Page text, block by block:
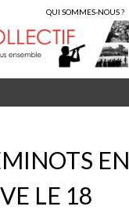
QUI SOMMES-NOUS ?
EN
LE 18